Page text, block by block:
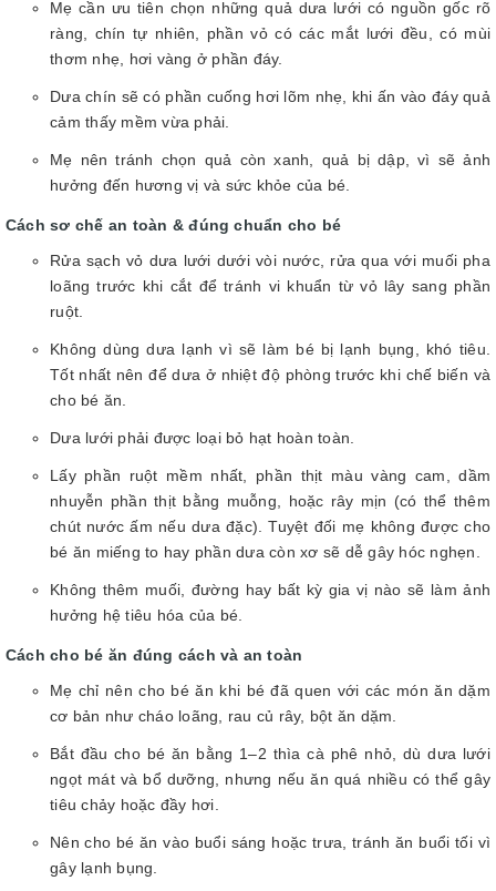
Mẹ cần ưu tiên chọn những quả dưa lưới có nguồn gốc rõ
ràng, chín tự nhiên, phần vỏ có các mắt lưới đều, có mùi
thơm nhẹ, hơi vàng ở phần đáy.
Dưa chín sẽ có phần cuống hơi lõm nhẹ, khi ấn vào đáy quả
cảm thấy mềm vừa phải.
Mẹ nên tránh chọn quả còn xanh, quả bị dập, vì sẽ ảnh
hưởng đến hương vị và sức khỏe của bé.
Cách sơ chế an toàn & đúng chuẩn cho bé
Rửa sạch vỏ dưa lưới dưới vòi nước, rửa qua với muối pha
loãng trước khi cắt để tránh vi khuẩn từ vỏ lây sang phần
ruột.
Không dùng dưa lạnh vì sẽ làm bé bị lạnh bụng, khó tiêu.
Tốt nhất nên để dưa ở nhiệt độ phòng trước khi chế biến và
cho bé ăn.
Dưa lưới phải được loại bỏ hạt hoàn toàn.
Lấy phần ruột mềm nhất, phần thịt màu vàng cam, dầm
nhuyễn phần thịt bằng muỗng, hoặc rây mịn (có thể thêm
chút nước ấm nếu dưa đặc). Tuyệt đối mẹ không được cho
bé ăn miếng to hay phần dưa còn xơ sẽ dễ gây hóc nghẹn.
Không thêm muối, đường hay bất kỳ gia vị nào sẽ làm ảnh
hưởng hệ tiêu hóa của bé.
Cách cho bé ăn đúng cách và an toàn
Mẹ chỉ nên cho bé ăn khi bé đã quen với các món ăn dặm
cơ bản như cháo loãng, rau củ rây, bột ăn dặm.
Bắt đầu cho bé ăn bằng 1–2 thìa cà phê nhỏ, dù dưa lưới
ngọt mát và bổ dưỡng, nhưng nếu ăn quá nhiều có thể gây
tiêu chảy hoặc đầy hơi.
Nên cho bé ăn vào buổi sáng hoặc trưa, tránh ăn buổi tối vì
gây lạnh bụng.